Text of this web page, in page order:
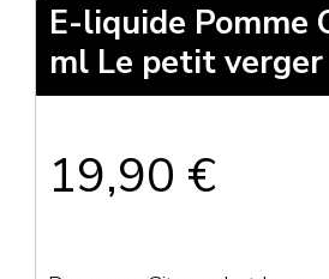
E-liquide Pomme
ml Le petit verger
19,90 €